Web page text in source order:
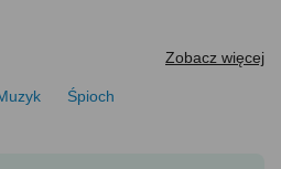
Zobacz więcej
Śpioch